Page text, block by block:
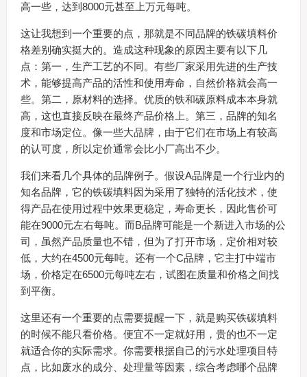
高一些，达到8000元甚至上万元每吨。
这让我想到一个重要的点，那就是不同品牌的铁碳填料价
格差别确实挺大的。造成这种现象的原因主要有以下几
点：第一，生产工艺的不同。有些厂家采用先进的生产技
术，能够提高产品的活性和使用寿命，自然价格就会高一
些。第二，原材料的选择。优质的铁和碳原料成本本身就
高，这也直接反映在最终产品价格上。第三，品牌的知名
度和市场定位。像一些大品牌，由于它们在市场上有较高
的认可度，所以定价通常会比小厂高出不少。
我们来看几个具体的品牌例子。假设A品牌是一个行业内的
知名品牌，它的铁碳填料因为采用了独特的活化技术，使
得产品在使用过程中效果更稳定，寿命更长，因此售价可
能在9000元左右每吨。而B品牌可能是一个新进入市场的公
司，虽然产品质量也不错，但为了打开市场，定价相对较
低，大约在4500元每吨。还有一个C品牌，它主打中端市
场，价格定在6500元每吨左右，试图在质量和价格之间找
到平衡。
这里还有一个重要的点需要提醒一下，就是购买铁碳填料
的时候不能只看价格。便宜不一定就好用，贵的也不一定
就适合你的实际需求。你需要根据自己的污水处理项目特
点，比如废水的成分、处理量等因素，综合考虑哪个品牌